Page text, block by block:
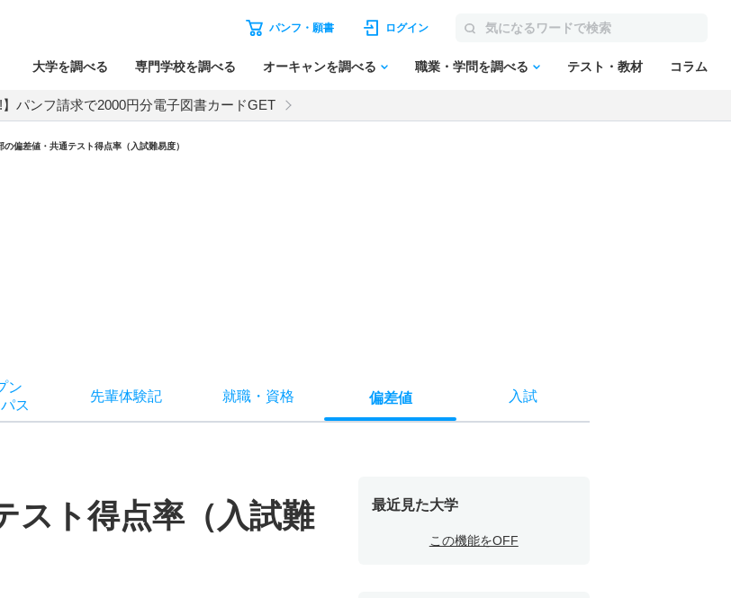
パンフ・願書 ログイン
大学を調べる 専門学校を調べる オーキャンを調べる 職業・学問を調べる テスト・教材 コラム
!】パンフ請求で2000円分電子図書カードGET
の偏差値・共通テスト得点率（入試難易度）
ン
パス
先輩体験記 就職・ 資格 偏差値 入試
スト得点率（入試難
最近見た大学
この機能をOFF